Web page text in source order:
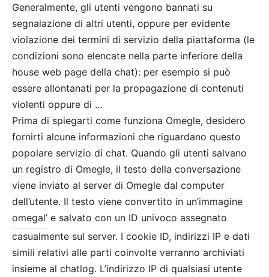
Generalmente, gli utenti vengono bannati su
segnalazione di altri utenti, oppure per evidente
violazione dei termini di servizio della piattaforma (le
condizioni sono elencate nella parte inferiore della
house web page della chat): per esempio si può
essere allontanati per la propagazione di contenuti
violenti oppure di …
Prima di spiegarti come funziona Omegle, desidero
fornirti alcune informazioni che riguardano questo
popolare servizio di chat. Quando gli utenti salvano
un registro di Omegle, il testo della conversazione
viene inviato al server di Omegle dal computer
dell’utente. Il testo viene convertito in un’immagine
omegal’ e salvato con un ID univoco assegnato
casualmente sul server. I cookie ID, indirizzi IP e dati
simili relativi alle parti coinvolte verranno archiviati
insieme al chatlog. L’indirizzo IP di qualsiasi utente